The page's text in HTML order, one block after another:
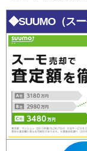
◆SUUMO（ス